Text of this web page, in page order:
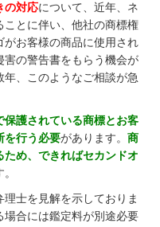
の対応について、近年、ネ
ことに伴い、他社の商標権
がお客様の商品に使用され
害の警告書をもらう機会が
、このようなご相談が急
保護されている商標とお客
を行う必要があります。 商
め、できればセカンドオ
士を見解を示しておりま
合には鑑定料が別途必要